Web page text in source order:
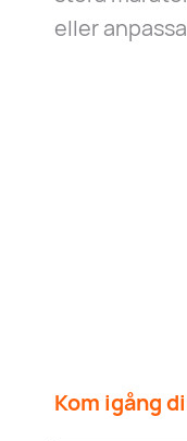
eller
Kom igång